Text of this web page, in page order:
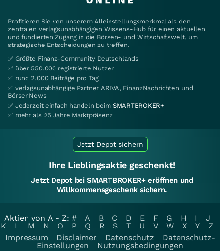
Profitieren Sie von unserem Alleinstellungsmerkmal als den
zentralen verlagsunabhängigen Wissens-Hub für einen aktuellen
und fundierten Zugang in die Börsen- und Wirtschaftswelt, um
strategische Entscheidungen zu treffen.
✅ Größte Finanz-Community Deutschlands
✅ über 550.000 registrierte Nutzer
✅ rund 2.000 Beiträge pro Tag
✅ verlagsunabhängige Partner ARIVA, FinanzNachrichten und
BörsenNews
✅ Jederzeit einfach handeln beim SMARTBROKER+
✅ mehr als 25 Jahre Marktpräsenz
Jetzt Depot sichern
Ihre Lieblingsaktie geschenkt!
Jetzt Depot bei SMARTBROKER+ eröffnen und
Willkommensgeschenk sichern.
Aktien von A - Z: # A B C D E F G H I
J
K
L M N O P Q R S T U V W X Y
Z
Impressum
Disclaimer Datenschutz
Datenschutz-
Einstellungen
Nutzungsbedingungen